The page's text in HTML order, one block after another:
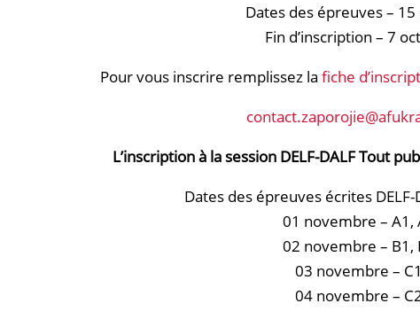
Dates des épreuves –
Fin d’inscription – 7
Pour vous inscrire remplissez la fiche
L’inscription à la session DELF-DALF Tout
Dates des épreuves écrites DELF-
01 novembre – А1,
02 novembre – В1,
03 novembre – С1
04 novembre –